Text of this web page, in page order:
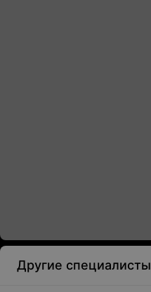
Другие специалисты